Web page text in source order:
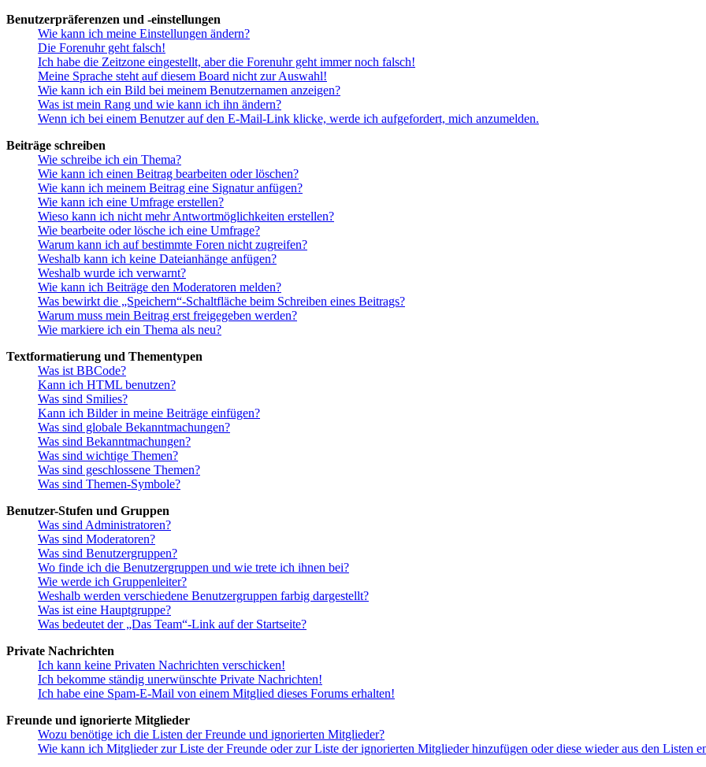
Benutzerpräferenzen und -einstellungen
Wie kann ich meine Einstellungen ändern?
Die Forenuhr geht falsch!
Ich habe die Zeitzone eingestellt, aber die Forenuhr geht immer noch falsch!
Meine Sprache steht auf diesem Board nicht zur Auswahl!
Wie kann ich ein Bild bei meinem Benutzernamen anzeigen?
Was ist mein Rang und wie kann ich ihn ändern?
Wenn ich bei einem Benutzer auf den E-Mail-Link klicke, werde ich aufgefordert, mich anzumelden.
Beiträge schreiben
Wie schreibe ich ein Thema?
Wie kann ich einen Beitrag bearbeiten oder löschen?
Wie kann ich meinem Beitrag eine Signatur anfügen?
Wie kann ich eine Umfrage erstellen?
Wieso kann ich nicht mehr Antwortmöglichkeiten erstellen?
Wie bearbeite oder lösche ich eine Umfrage?
Warum kann ich auf bestimmte Foren nicht zugreifen?
Weshalb kann ich keine Dateianhänge anfügen?
Weshalb wurde ich verwarnt?
Wie kann ich Beiträge den Moderatoren melden?
Was bewirkt die „Speichern“-Schaltfläche beim Schreiben eines Beitrags?
Warum muss mein Beitrag erst freigegeben werden?
Wie markiere ich ein Thema als neu?
Textformatierung und Thementypen
Was ist BBCode?
Kann ich HTML benutzen?
Was sind Smilies?
Kann ich Bilder in meine Beiträge einfügen?
Was sind globale Bekanntmachungen?
Was sind Bekanntmachungen?
Was sind wichtige Themen?
Was sind geschlossene Themen?
Was sind Themen-Symbole?
Benutzer-Stufen und Gruppen
Was sind Administratoren?
Was sind Moderatoren?
Was sind Benutzergruppen?
Wo finde ich die Benutzergruppen und wie trete ich ihnen bei?
Wie werde ich Gruppenleiter?
Weshalb werden verschiedene Benutzergruppen farbig dargestellt?
Was ist eine Hauptgruppe?
Was bedeutet der „Das Team“-Link auf der Startseite?
Private Nachrichten
Ich kann keine Privaten Nachrichten verschicken!
Ich bekomme ständig unerwünschte Private Nachrichten!
Ich habe eine Spam-E-Mail von einem Mitglied dieses Forums erhalten!
Freunde und ignorierte Mitglieder
Wozu benötige ich die Listen der Freunde und ignorierten Mitglieder?
Wie kann ich Mitglieder zur Liste der Freunde oder zur Liste der ignorierten Mitglieder hinzufügen oder diese wieder aus den Listen